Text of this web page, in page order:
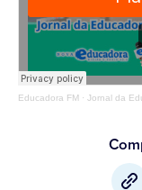
Educadora FM · Jornal da